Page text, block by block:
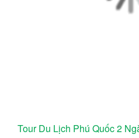
Tour Du Lịch Phú Quốc 2